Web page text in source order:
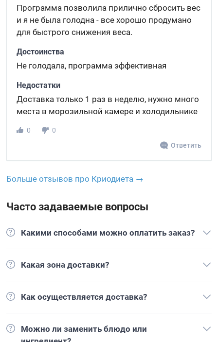
Программа позволила прилично сбросить вес
и я не была голодна - все хорошо продумано
для быстрого снижения веса.
Достоинства
Не голодала, программа эффективная
Недостатки
Доставка только 1 раз в неделю, нужно много
места в морозильной камере и холодильнике
0
0
Ответить
Больше отзывов про Криодиета →
Часто задаваемые вопросы
Какими способами можно оплатить заказ?
Какая зона доставки?
Как осуществляется доставка?
Можно ли заменить блюдо или